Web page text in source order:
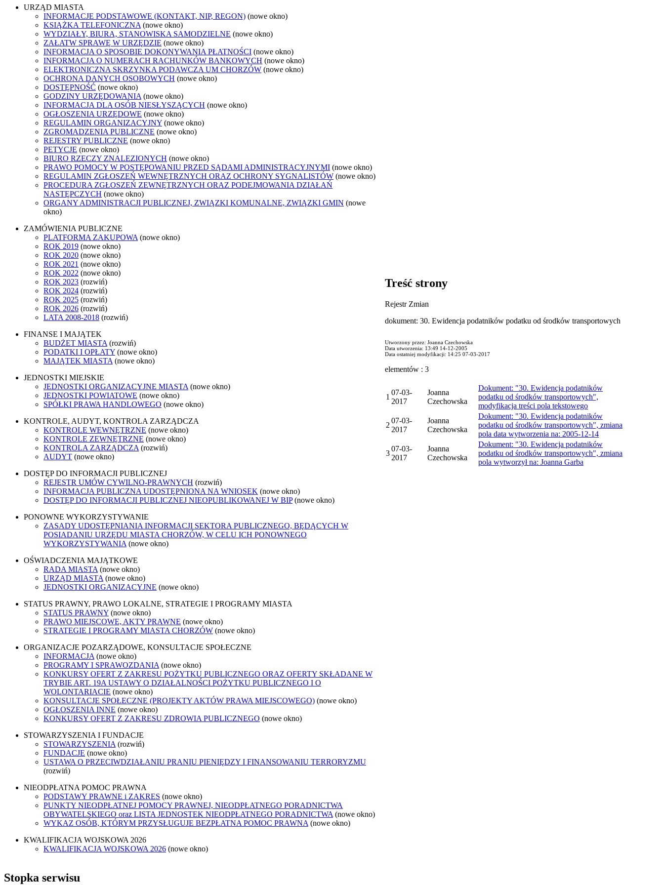
URZĄD MIASTA
INFORMACJE PODSTAWOWE (KONTAKT, NIP, REGON) (nowe okno)
KSIĄŻKA TELEFONICZNA (nowe okno)
WYDZIAŁY, BIURA, STANOWISKA SAMODZIELNE (nowe okno)
ZAŁATW SPRAWĘ W URZĘDZIE (nowe okno)
INFORMACJA O SPOSOBIE DOKONYWANIA PŁATNOŚCI (nowe okno)
INFORMACJA O NUMERACH RACHUNKÓW BANKOWYCH (nowe okno)
ELEKTRONICZNA SKRZYNKA PODAWCZA UM CHORZÓW (nowe okno)
OCHRONA DANYCH OSOBOWYCH (nowe okno)
DOSTĘPNOŚĆ (nowe okno)
GODZINY URZĘDOWANIA (nowe okno)
INFORMACJA DLA OSÓB NIESŁYSZĄCYCH (nowe okno)
OGŁOSZENIA URZĘDOWE (nowe okno)
REGULAMIN ORGANIZACYJNY (nowe okno)
ZGROMADZENIA PUBLICZNE (nowe okno)
REJESTRY PUBLICZNE (nowe okno)
PETYCJE (nowe okno)
BIURO RZECZY ZNALEZIONYCH (nowe okno)
PRAWO POMOCY W POSTĘPOWANIU PRZED SĄDAMI ADMINISTRACYJNYMI (nowe okno)
REGULAMIN ZGŁOSZEŃ WEWNĘTRZNYCH ORAZ OCHRONY SYGNALISTÓW (nowe okno)
PROCEDURA ZGŁOSZEŃ ZEWNĘTRZNYCH ORAZ PODEJMOWANIA DZIAŁAŃ
NASTĘPCZYCH (nowe okno)
ORGANY ADMINISTRACJI PUBLICZNEJ, ZWIĄZKI KOMUNALNE, ZWIĄZKI GMIN (nowe
okno)
ZAMÓWIENIA PUBLICZNE
PLATFORMA ZAKUPOWA (nowe okno)
ROK 2019 (nowe okno)
ROK 2020 (nowe okno)
ROK 2021 (nowe okno)
ROK 2022 (nowe okno)
ROK 2023 (rozwiń)
ROK 2024 (rozwiń)
ROK 2025 (rozwiń)
ROK 2026 (rozwiń)
LATA 2008-2018 (rozwiń)
FINANSE I MAJĄTEK
BUDŻET MIASTA (rozwiń)
PODATKI I OPŁATY (nowe okno)
MAJĄTEK MIASTA (nowe okno)
JEDNOSTKI MIEJSKIE
JEDNOSTKI ORGANIZACYJNE MIASTA (nowe okno)
JEDNOSTKI POWIATOWE (nowe okno)
SPÓŁKI PRAWA HANDLOWEGO (nowe okno)
KONTROLE, AUDYT, KONTROLA ZARZĄDCZA
KONTROLE WEWNĘTRZNE (nowe okno)
KONTROLE ZEWNĘTRZNE (nowe okno)
KONTROLA ZARZĄDCZA (rozwiń)
AUDYT (nowe okno)
DOSTĘP DO INFORMACJI PUBLICZNEJ
REJESTR UMÓW CYWILNO-PRAWNYCH (rozwiń)
INFORMACJA PUBLICZNA UDOSTĘPNIONA NA WNIOSEK (nowe okno)
DOSTĘP DO INFORMACJI PUBLICZNEJ NIEOPUBLIKOWANEJ W BIP (nowe okno)
PONOWNE WYKORZYSTYWANIE
ZASADY UDOSTĘPNIANIA INFORMACJI SEKTORA PUBLICZNEGO, BĘDĄCYCH W
POSIADANIU URZĘDU MIASTA CHORZÓW, W CELU ICH PONOWNEGO
WYKORZYSTYWANIA (nowe okno)
OŚWIADCZENIA MAJĄTKOWE
RADA MIASTA (nowe okno)
URZĄD MIASTA (nowe okno)
JEDNOSTKI ORGANIZACYJNE (nowe okno)
STATUS PRAWNY, PRAWO LOKALNE, STRATEGIE I PROGRAMY MIASTA
STATUS PRAWNY (nowe okno)
PRAWO MIEJSCOWE, AKTY PRAWNE (nowe okno)
STRATEGIE I PROGRAMY MIASTA CHORZÓW (nowe okno)
ORGANIZACJE POZARZĄDOWE, KONSULTACJE SPOŁECZNE
INFORMACJA (nowe okno)
PROGRAMY I SPRAWOZDANIA (nowe okno)
KONKURSY OFERT Z ZAKRESU POŻYTKU PUBLICZNEGO ORAZ OFERTY SKŁADANE W
TRYBIE ART. 19A USTAWY O DZIAŁALNOŚCI POŻYTKU PUBLICZNEGO I O
WOLONTARIACIE (nowe okno)
KONSULTACJE SPOŁECZNE (PROJEKTY AKTÓW PRAWA MIEJSCOWEGO) (nowe okno)
OGŁOSZENIA INNE (nowe okno)
KONKURSY OFERT Z ZAKRESU ZDROWIA PUBLICZNEGO (nowe okno)
STOWARZYSZENIA I FUNDACJE
STOWARZYSZENIA (rozwiń)
FUNDACJE (nowe okno)
USTAWA O PRZECIWDZIAŁANIU PRANIU PIENIĘDZY I FINANSOWANIU TERRORYZMU
(rozwiń)
NIEODPŁATNA POMOC PRAWNA
PODSTAWY PRAWNE i ZAKRES (nowe okno)
PUNKTY NIEODPŁATNEJ POMOCY PRAWNEJ, NIEODPŁATNEGO PORADNICTWA
OBYWATELSKIEGO oraz LISTA JEDNOSTEK NIEODPŁATNEGO PORADNICTWA (nowe okno)
WYKAZ OSÓB, KTÓRYM PRZYSŁUGUJE BEZPŁATNA POMOC PRAWNA (nowe okno)
KWALIFIKACJA WOJSKOWA 2026
KWALIFIKACJA WOJSKOWA 2026 (nowe okno)
Treść strony
Rejestr Zmian
dokument: 30. Ewidencja podatników podatku od środków transportowych
Utworzony przez: Joanna Czechowska
Data utworzenia: 13:49 14-12-2005
Data ostatniej modyfikacji: 14:25 07-03-2017
elementów : 3
1
07-03-
2017
Joanna
Czechowska
Dokument: "30. Ewidencja podatników
podatku od środków transportowych",
modyfikacja treści pola tekstowego
2
07-03-
2017
Joanna
Czechowska
Dokument: "30. Ewidencja podatników
podatku od środków transportowych", zmiana
pola data wytworzenia na: 2005-12-14
3
07-03-
2017
Joanna
Czechowska
Dokument: "30. Ewidencja podatników
podatku od środków transportowych", zmiana
pola wytworzył na: Joanna Garba
Stopka serwisu